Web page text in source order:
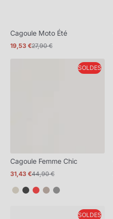
Cagoule Moto Été
Prix
19,53 €
Prix
27,90 €
SOLDES
Cagoule Femme Chic
Prix
31,43 €
Prix
44,90 €
SOLDES